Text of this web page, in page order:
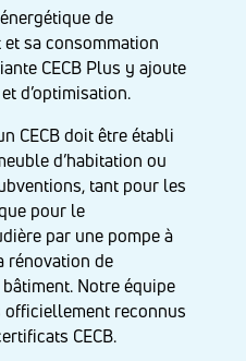
de
et sa consommation
CECB Plus y ajoute
d’optimisation.
CECB doit être établi
d’habitation ou
tant pour les
pour le
par une pompe à
rénovation de
Notre équipe
reconnus
CECB.